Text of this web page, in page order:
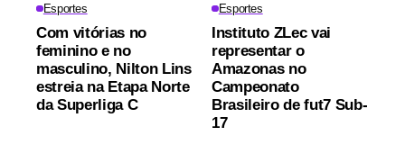
Esportes
Com vitórias no
feminino e no
masculino, Nilton Lins
estreia na Etapa Norte
da Superliga C
Esportes
Instituto ZLec vai
representar o
Amazonas no
Campeonato
Brasileiro de fut7 Sub-
17